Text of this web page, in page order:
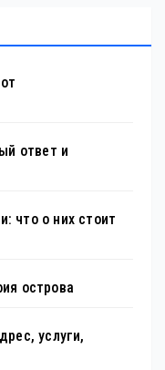
ответ и
что о них стоит
острова
услуги,